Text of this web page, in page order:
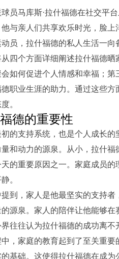
员马库斯·拉什福德在社交平
与亲人们共享欢乐时光，脸
员，拉什福德的私人生活一
四个方面详细阐述拉什福德
如何促进个人情感和幸福；
职业生涯的助力。通过这些
。
德的重要性
的支持系统，也是个人成长
和动力的源泉。从小，拉什
的重要原因之一。家庭成员
。
到，家人是他最坚实的支持
源泉。家人的陪伴让他能够
往往认为拉什福德的成功离不
，家庭的教育起到了至关重
基础。这使得拉什福德在成